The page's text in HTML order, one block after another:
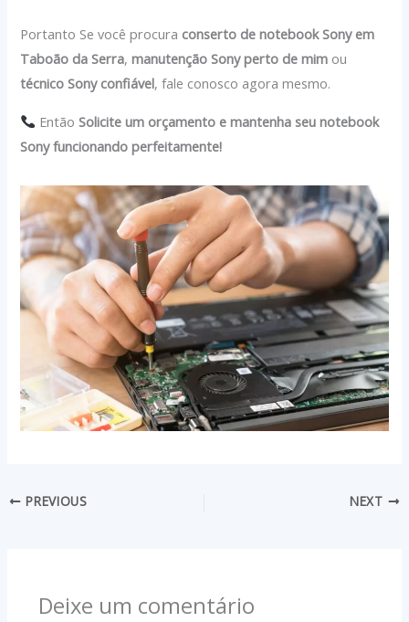
Portanto Se você procura conserto de notebook Sony em
Taboão da Serra,manutenção Sony perto de mim ou
técnico Sony confiável, fale conosco agora mesmo.
EntãoSolicite um orçamento e mantenha seu notebook
Sony funcionando perfeitamente!
PREVIOUS NEXT
Deixe um comentário